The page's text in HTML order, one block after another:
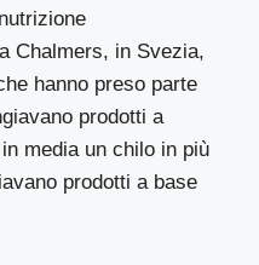
Chalmers, in Svezia,
hanno preso parte
prodotti a
media un chilo in più
prodotti a base